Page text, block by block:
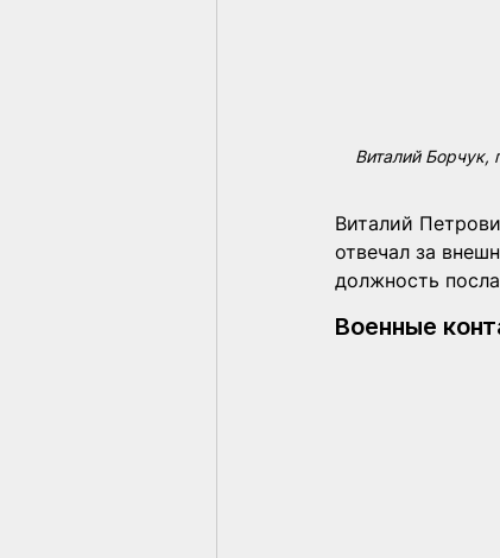
Виталий Борчук,
Виталий
отвечал за
должность
Военные